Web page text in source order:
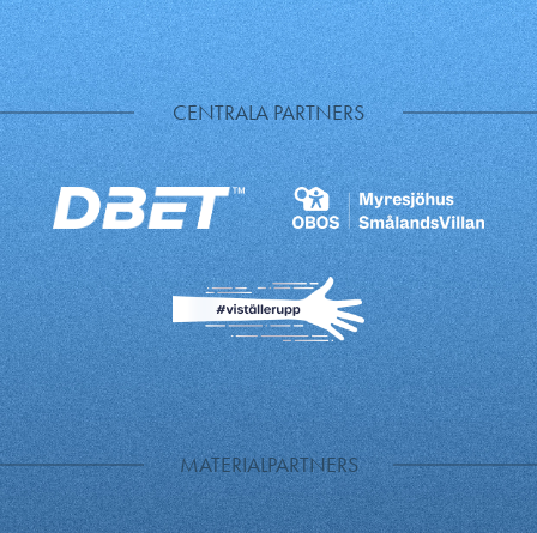
CENTRALA PARTNERS
MATERIALPARTNERS